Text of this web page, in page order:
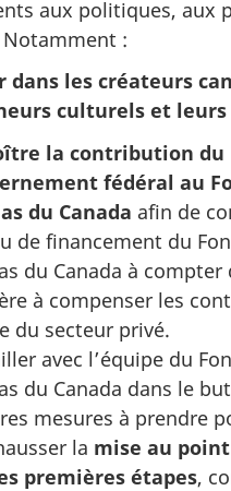
aux politiques, aux
:
dans les créateurs
culturels et
la contribution du
fédéral au
du Canada afin de
de financement du
du Canada à compter
à compenser les
du secteur privé.
avec l’équipe du
du Canada dans le
mesures à prendre
la mise au
premières étapes,